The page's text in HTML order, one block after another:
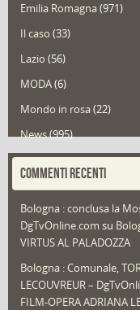
Emilia Romagna(971)
Il caso (33)
Lazio (56)
MODA(6)
Mondo in rosa(22)
News(995)
Portfolio(1)
Redazioni(1.052)
Speciali (22)
Sport
That's Bologna Magazine
COMMENTI RECENTI
Bologna : conclusa la
DgTvOnline.com su
VIRTUS AL PALADOZZA
Bologna : Comunale,
LECOUVREUR –
FILM-OPERA ADRIANA